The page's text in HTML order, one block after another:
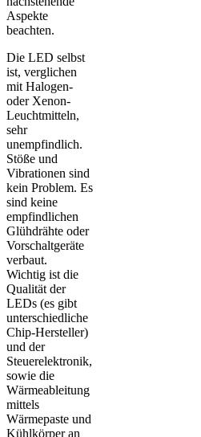
Aspekte
beachten.
Die LED selbst
ist, verglichen
mit Halogen-
oder Xenon-
Leuchtmitteln,
sehr
unempfindlich.
Stöße und
Vibrationen sind
kein Problem. Es
sind keine
empfindlichen
Glühdrähte oder
Vorschaltgeräte
verbaut.
Wichtig ist die
Qualität der
LEDs (es gibt
unterschiedliche
Chip-Hersteller)
und der
Steuerelektronik,
sowie die
Wärmeableitung
mittels
Wärmepaste und
Kühlkörper an